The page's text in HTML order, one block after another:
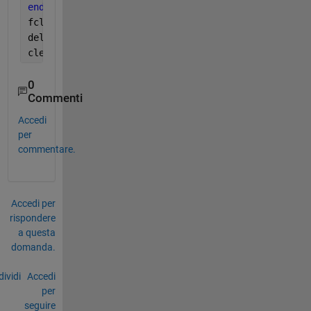
end
fclose(COM);
delete(COM);
clear
0
Commenti
Accedi
per
commentare.
Accedi per
rispondere
a questa
domanda.
Accedi
per
seguire